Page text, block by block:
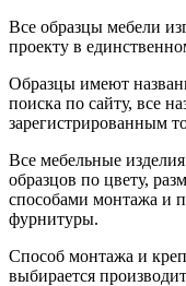
Все образцы мебели
проекту в
Образцы имеют
поиска по сайту, все
зарегистрированным
Все мебельные
образцов по цвету,
способами монтажа и
фурнитуры.
Способ монтажа и
выбирается